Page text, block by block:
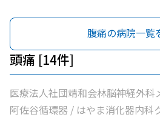
人社団昇陽会阿佐谷すずき診療
団明笙会たけうち内科 / 医療法人
院 / 医療法人社団蘭松会蘭松医院
浦整形外科内科 / シャレール荻窪
腹痛の病院一覧
頭痛 [14件]
医療法人社団靖和会林脳神経外
阿佐谷循環器 / はやま消化器内科